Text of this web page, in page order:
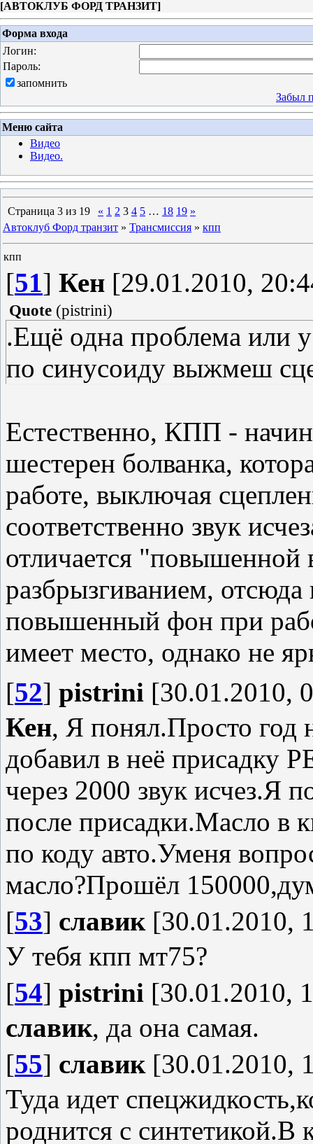
[АВТОКЛУБ ФОРД ТРАНЗИТ]
Форма входа
Логин:
Пароль:
запомнить
Забыл
Меню сайта
Видео
Видео.
Страница 3 из 19 « 1 2 3 4 5 … 18 19 »
Автоклуб Форд транзит » Трансмиссия » кпп
кпп
[51] Кен [29.01.2010,
Quote (pistrini)
.Ещё одна проблема или
по синусоиду выжмеш
Естественно, КПП -
шестерен болванка,
работе, выключая
соответственно звук
отличается
разбрызгиванием,
повышенный фон при
имеет место, однако не
[52] pistrini [30.01.2010,
Кен, Я понял.Просто год
добавил в неё присадку
через 2000 звук исчез.Я
после присадки.Масло в
по коду авто.Уменя
масло?Прошёл
[53] славик[30.01.2010,
У тебя кпп мт75?
[54] pistrini [30.01.2010,
славик, да она самая.
[55] славик[30.01.2010,
Туда идет
роднится с синтетикой.В